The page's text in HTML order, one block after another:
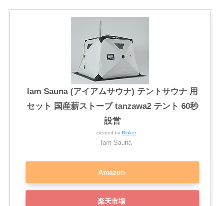
Iam Sauna (アイアムサウナ) テントサウナ 用
セット 国産薪ストーブ tanzawa2 テント 60秒
設営
created by Rinker
Iam Sauna
Amazon
楽天市場